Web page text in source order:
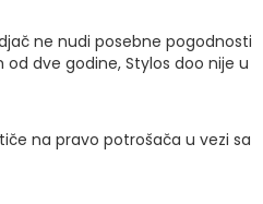
ne nudi posebne pogodnosti
dve godine, Stylos doo nije u
na pravo potrošača u vezi sa